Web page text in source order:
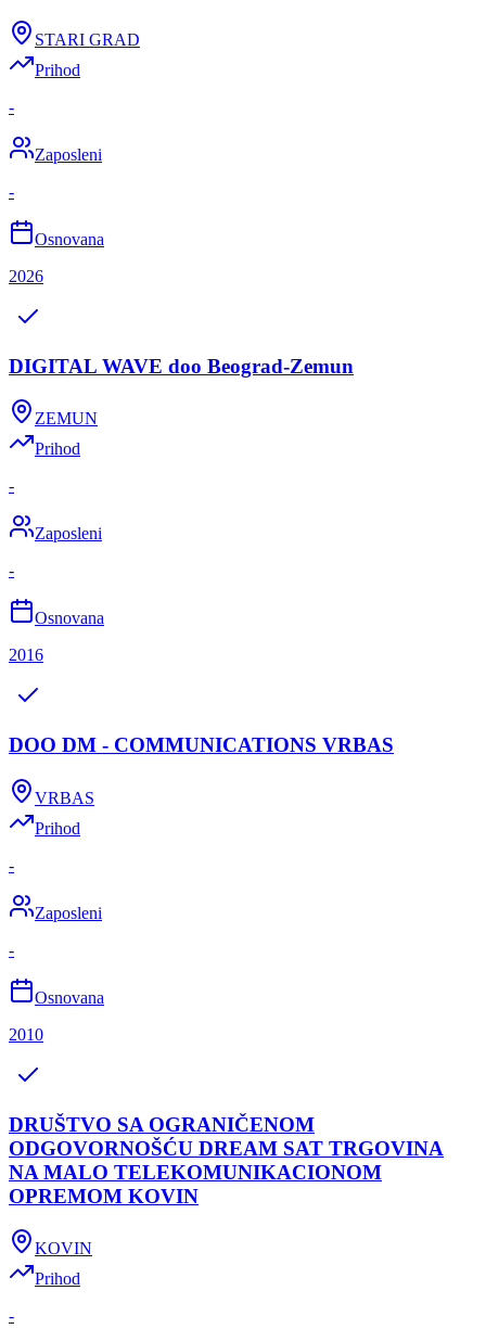
STARI GRAD
Prihod
-
Zaposleni
-
Osnovana
2026
DIGITAL WAVE doo Beograd-Zemun
ZEMUN
Prihod
-
Zaposleni
-
Osnovana
2016
DOO DM - COMMUNICATIONS VRBAS
VRBAS
Prihod
-
Zaposleni
-
Osnovana
2010
DRUŠTVO SA OGRANIČENOM
ODGOVORNOŠĆU DREAM SAT TRGOVINA
NA MALO TELEKOMUNIKACIONOM
OPREMOM KOVIN
KOVIN
Prihod
-